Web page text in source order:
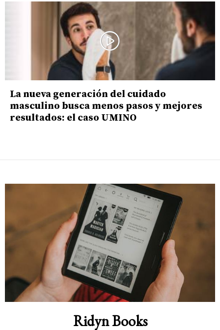
La nueva generación del cuidado
masculino busca menos pasos y mejores
resultados: el caso UMINO
Ridyn Books